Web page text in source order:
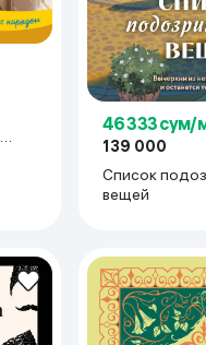
46 333 сум/
139 000
Список
вещей